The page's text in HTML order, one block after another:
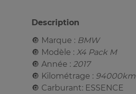
Description
🔘 Marque : BMW
🔘 Modèle : X4 Pack M
🔘 Année : 2017
🔘 Kilométrage : 94000km
🔘 Carburant: ESSENCE